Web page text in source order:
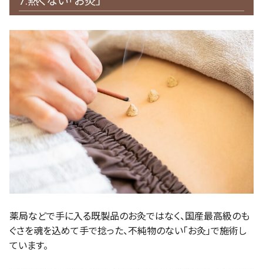
薬局などで手に入る既製品のお灸ではなく、国産最高級のも
ぐさを魂を込めて手で捻った、不純物のない「お灸」で施術し
ています。